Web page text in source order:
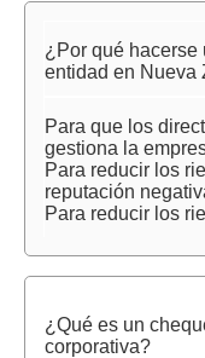
¿Por qué hacerse
entidad en Nueva
Para que los
gestiona la
Para reducir los
reputación
Para reducir los
¿Qué es un
corporativa?